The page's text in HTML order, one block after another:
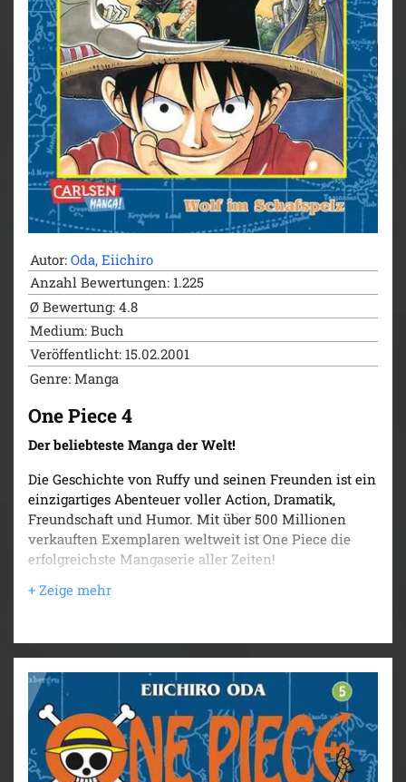
Autor: Oda, Eiichiro
Anzahl Bewertungen: 1.225
Ø Bewertung: 4.8
Medium: Buch
Veröffentlicht: 15.02.2001
Genre: Manga
One Piece 4
Der beliebteste Manga der Welt!
Die Geschichte von Ruffy und seinen Freunden ist ein
einzigartiges Abenteuer voller Action, Dramatik,
Freundschaft und Humor. Mit über 500 Millionen
verkauften Exemplaren weltweit ist One Piece die
erfolgreichste Mangaserie aller Zeiten!
Lysop nervt wirklich alle schwer mit seinen
Piraten, denn gegen so finstere Gegner wie die Brüder
Maunz hätte er alleine sehr schlechte Karten...
Für Fans von Naruto, Dragon Ball, My Hero Academia
und Fairy Tail!